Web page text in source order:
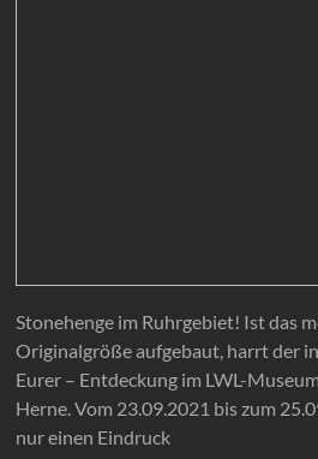
Stonehenge im Ruhrgebiet! Ist das
Originalgröße aufgebaut, harrt der
Eurer – Entdeckung im LWL-
Herne. Vom 23.09.2021 bis zum
nur einen Eindruck